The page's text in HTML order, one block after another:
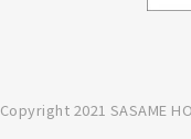
Copyright 2021 SASAME